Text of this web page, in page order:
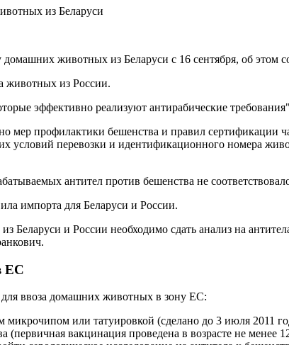
животных из Беларуси с 16 сентября, об этом
животных из России.
эффективно реализуют антирабические
мер профилактики бешенства и правил сертификации
условий перевозки и идентификационного номера
антител против бешенства не
импорта для Беларуси и России.
Беларуси и России необходимо сдать анализ на
ЕС
ввоза домашних животных в зону ЕС:
или татуировкой (сделано до 3 июля 2011
вакцинация проведена в возрасте не менее